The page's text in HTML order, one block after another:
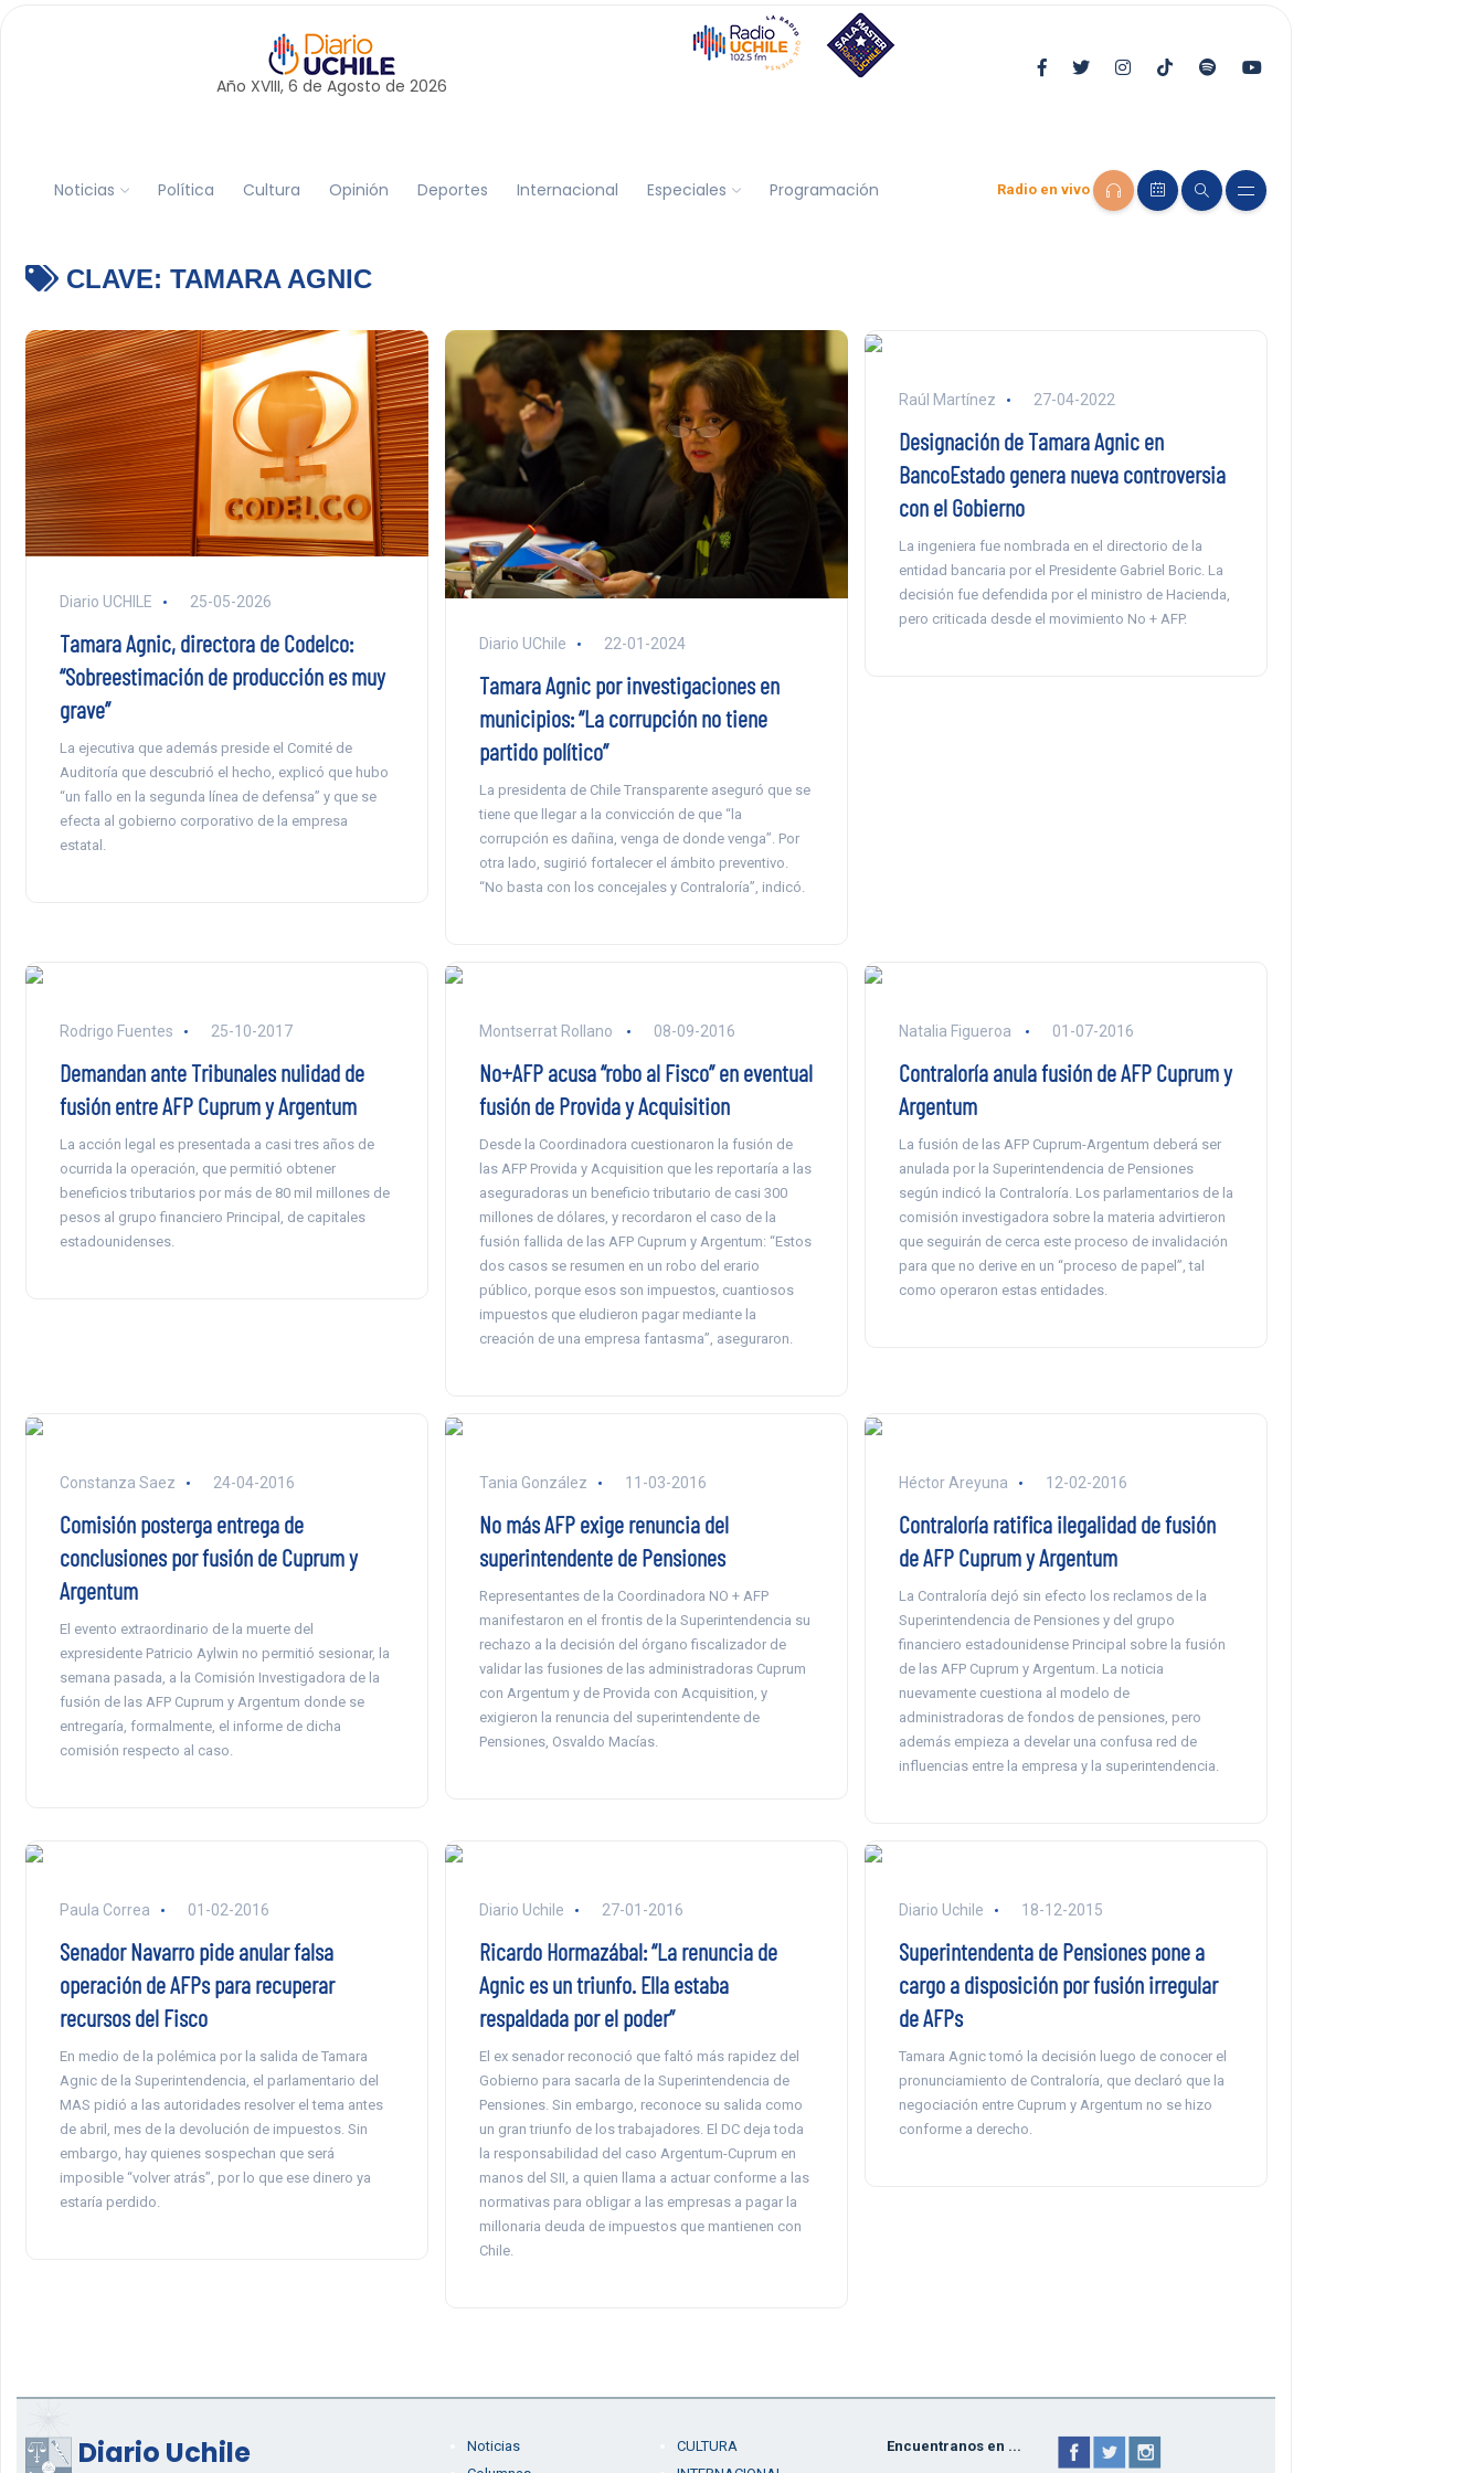
Año XVIII, 6 de Agosto de 2026
Noticias Política Cultura Opinión Deportes Internacional Especiales Programación Radio en vivo
CLAVE: TAMARA AGNIC
Diario UCHILE 25-05-2026
Tamara Agnic, directora de Codelco:
“Sobreestimación de producción es muy
grave”
La ejecutiva que además preside el Comité de
Auditoría que descubrió el hecho, explicó que hubo
“un fallo en la segunda línea de defensa” y que se
efecta al gobierno corporativo de la empresa
estatal.
Diario UChile 22-01-2024
Tamara Agnic por investigaciones en
municipios: “La corrupción no tiene
partido político”
La presidenta de Chile Transparente aseguró que se
tiene que llegar a la convicción de que “la
corrupción es dañina, venga de donde venga”. Por
otra lado, sugirió fortalecer el ámbito preventivo.
“No basta con los concejales y Contraloría”, indicó.
Raúl Martínez 27-04-2022
Designación de Tamara Agnic en
BancoEstado genera nueva controversia
con el Gobierno
La ingeniera fue nombrada en el directorio de la
entidad bancaria por el Presidente Gabriel Boric. La
decisión fue defendida por el ministro de Hacienda,
pero criticada desde el movimiento No + AFP.
Rodrigo Fuentes 25-10-2017
Demandan ante Tribunales nulidad de
fusión entre AFP Cuprum y Argentum
La acción legal es presentada a casi tres años de
ocurrida la operación, que permitió obtener
beneficios tributarios por más de 80 mil millones de
pesos al grupo financiero Principal, de capitales
estadounidenses.
Montserrat Rollano 08-09-2016
No+AFP acusa “robo al Fisco” en eventual
fusión de Provida y Acquisition
Desde la Coordinadora cuestionaron la fusión de
las AFP Provida y Acquisition que les reportaría a las
aseguradoras un beneficio tributario de casi 300
millones de dólares, y recordaron el caso de la
fusión fallida de las AFP Cuprum y Argentum: “Estos
dos casos se resumen en un robo del erario
público, porque esos son impuestos, cuantiosos
impuestos que eludieron pagar mediante la
creación de una empresa fantasma”, aseguraron.
Natalia Figueroa 01-07-2016
Contraloría anula fusión de AFP Cuprum y
Argentum
La fusión de las AFP Cuprum-Argentum deberá ser
anulada por la Superintendencia de Pensiones
según indicó la Contraloría. Los parlamentarios de la
comisión investigadora sobre la materia advirtieron
que seguirán de cerca este proceso de invalidación
para que no derive en un “proceso de papel”, tal
como operaron estas entidades.
Constanza Saez 24-04-2016
Comisión posterga entrega de
conclusiones por fusión de Cuprum y
Argentum
El evento extraordinario de la muerte del
expresidente Patricio Aylwin no permitió sesionar, la
semana pasada, a la Comisión Investigadora de la
fusión de las AFP Cuprum y Argentum donde se
entregaría, formalmente, el informe de dicha
comisión respecto al caso.
Tania González 11-03-2016
No más AFP exige renuncia del
superintendente de Pensiones
Representantes de la Coordinadora NO + AFP
manifestaron en el frontis de la Superintendencia su
rechazo a la decisión del órgano fiscalizador de
validar las fusiones de las administradoras Cuprum
con Argentum y de Provida con Acquisition, y
exigieron la renuncia del superintendente de
Pensiones, Osvaldo Macías.
Héctor Areyuna 12-02-2016
Contraloría ratifica ilegalidad de fusión
de AFP Cuprum y Argentum
La Contraloría dejó sin efecto los reclamos de la
Superintendencia de Pensiones y del grupo
financiero estadounidense Principal sobre la fusión
de las AFP Cuprum y Argentum. La noticia
nuevamente cuestiona al modelo de
administradoras de fondos de pensiones, pero
además empieza a develar una confusa red de
influencias entre la empresa y la superintendencia.
Paula Correa 01-02-2016
Senador Navarro pide anular falsa
operación de AFPs para recuperar
recursos del Fisco
En medio de la polémica por la salida de Tamara
Agnic de la Superintendencia, el parlamentario del
MAS pidió a las autoridades resolver el tema antes
de abril, mes de la devolución de impuestos. Sin
embargo, hay quienes sospechan que será
imposible “volver atrás”, por lo que ese dinero ya
estaría perdido.
Diario Uchile 27-01-2016
Ricardo Hormazábal: “La renuncia de
Agnic es un triunfo. Ella estaba
respaldada por el poder”
El ex senador reconoció que faltó más rapidez del
Gobierno para sacarla de la Superintendencia de
Pensiones. Sin embargo, reconoce su salida como
un gran triunfo de los trabajadores. El DC deja toda
la responsabilidad del caso Argentum-Cuprum en
manos del SII, a quien llama a actuar conforme a las
normativas para obligar a las empresas a pagar la
millonaria deuda de impuestos que mantienen con
Chile.
Diario Uchile 18-12-2015
Superintendenta de Pensiones pone a
cargo a disposición por fusión irregular
de AFPs
Tamara Agnic tomó la decisión luego de conocer el
pronunciamiento de Contraloría, que declaró que la
negociación entre Cuprum y Argentum no se hizo
conforme a derecho.
Diario Uchile
Noticias
CULTURA
Encuentranos en ...